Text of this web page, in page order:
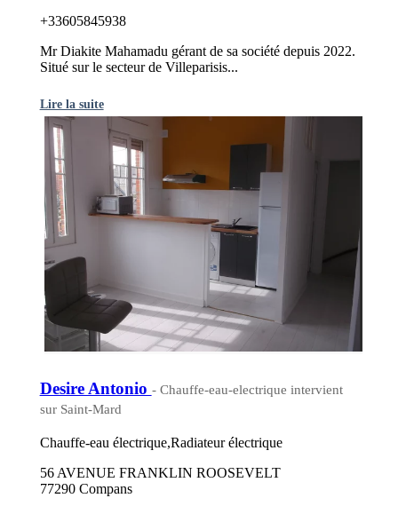
+33605845938
Mr Diakite Mahamadu gérant de sa société depuis 2022.
Situé sur le secteur de Villeparisis...
Lire la suite
Desire Antonio - Chauffe-eau-electrique intervient
sur Saint-Mard
Chauffe-eau électrique,Radiateur électrique
56 AVENUE FRANKLIN ROOSEVELT
77290 Compans